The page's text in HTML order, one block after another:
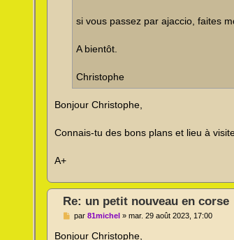
si vous passez par ajaccio, faites
A bientôt.
Christophe
Bonjour Christophe,
Connais-tu des bons plans et lieu à
A+
Re: un petit nouveau en corse
M
s
par81michel »mar. 29 août 2023, 17:00
Bonjour Christophe,